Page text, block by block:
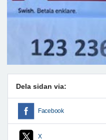
Dela sidan via:
Facebook
X